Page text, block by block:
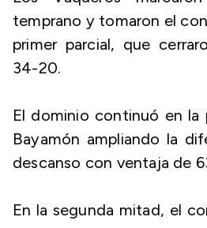
temprano y tomaron el
primer parcial, que
34-20.
El dominio continuó en la
Bayamón ampliando la
descanso con ventaja de
En la segunda mitad, el